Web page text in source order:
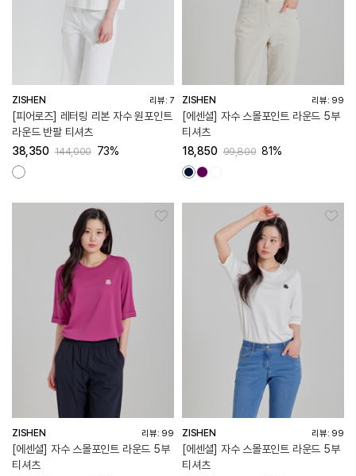
ZISHEN 리뷰: 7
[피어로즈] 레터링 리본 자수 원포인트
라운드 반팔 티셔츠
144,000
38,350 73%
ZISHEN 리뷰: 99
[에센셜] 자수 스몰포인트 라운드 5부
티셔츠
99,800
18,850 81%
ZISHEN 리뷰: 99
[에센셜] 자수 스몰포인트 라운드 5부
티셔츠
ZISHEN 리뷰: 99
[에센셜] 자수 스몰포인트 라운드 5부
티셔츠